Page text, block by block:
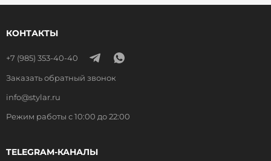
КОНТАКТЫ
+7 (985) 353-40-40
Заказать обратный звонок
info@stylar.ru
Режим работы с 10:00 до 22:00
TELEGRAM-КАНАЛЫ